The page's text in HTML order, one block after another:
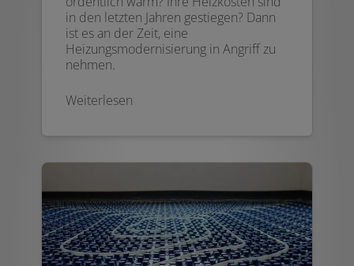
in den letzten Jahren gestiegen? Dann
ist es an der Zeit, eine
Heizungsmodernisierung in Angriff zu
nehmen.
Weiterlesen